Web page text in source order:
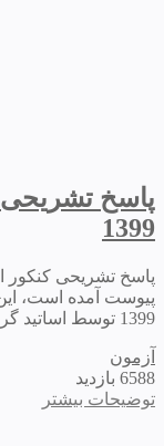
پاسخ
1399
پیوست آمده است،
1399 توسط اساتید گروه آموزشی استاد سرلک تهییه گردیده...
آزمون
6588 بازدید
توضیحات بیشتر